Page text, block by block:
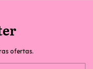
ofertas.